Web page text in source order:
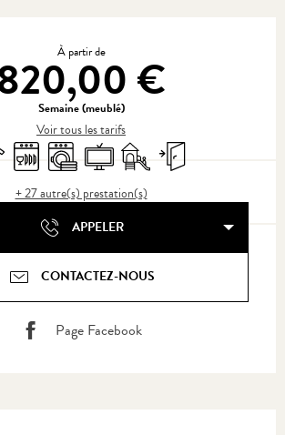
À partir de €
Semaine (meublé)
Voir tous les tarifs
Lave vaisselleLave lingeTélévisionJeux pour enfants / Espace
Entrée indépendante
+ 27 autre(s) prestation(s)
APPELER
CONTACTEZ-NOUS
Page Facebook